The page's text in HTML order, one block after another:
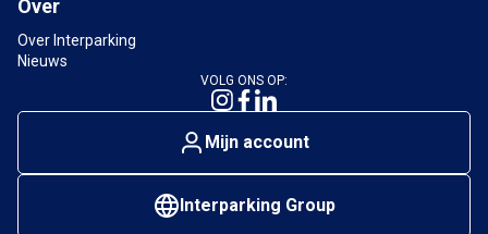
Over
Over Interparking
Nieuws
VOLG ONS OP:
Mijn account
Interparking Group